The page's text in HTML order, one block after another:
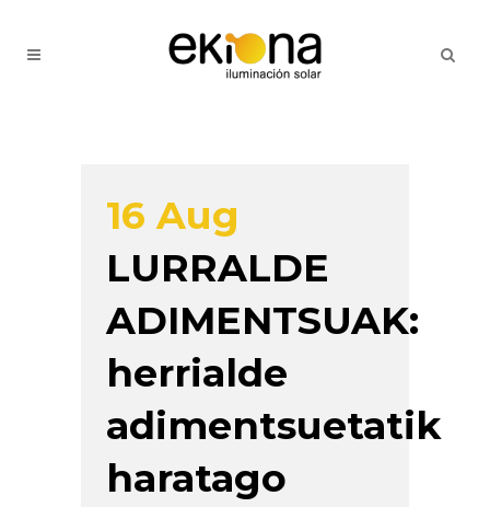
16 Aug
LURRALDE
ADIMENTSUAK:
herrialde
adimentsuetatik
haratago